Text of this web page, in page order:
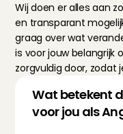
Wij doen er alles aan
en transparant
graag over wat
is voor jouw belangrijk
zorgvuldig door, zodat
Wat betekent
voor jou als